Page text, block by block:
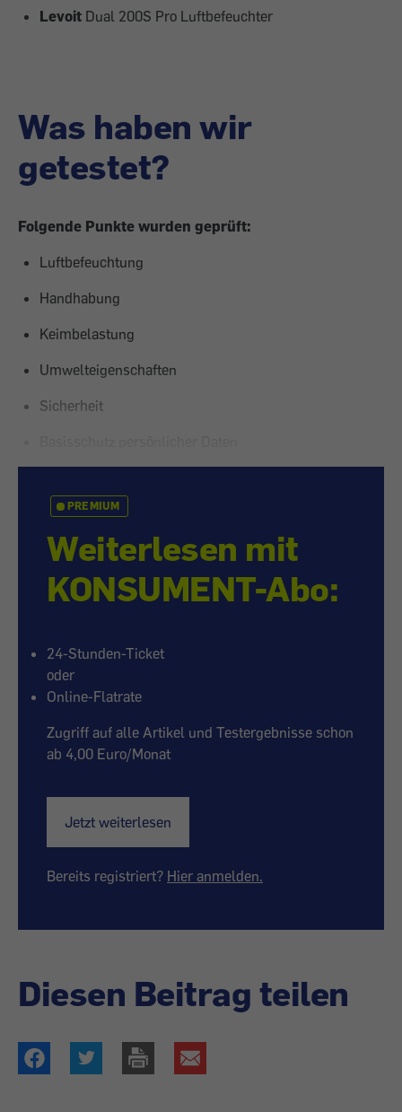
Levoit Dual 200S Pro Luftbefeuchter
Was haben wir
getestet?
Folgende Punkte wurden geprüft:
Luftbefeuchtung
Handhabung
Keimbelastung
Umwelteigenschaften
Sicherheit
PREMIUM
Weiterlesen mit
KONSUMENT-Abo:
24-Stunden-Ticket
oder
Online-Flatrate
Zugriff auf alle Artikel und Testergebnisse schon
ab 4,00 Euro/Monat
Jetzt weiterlesen
Bereits registriert? Hier anmelden.
Diesen Beitrag teilen